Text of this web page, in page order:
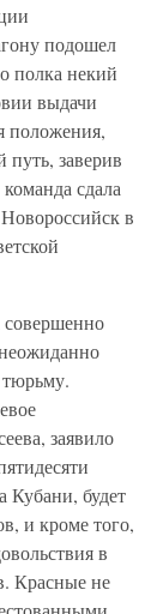
подошел
полка некий
выдачи
положения,
путь, заверив
сдала
в
совершенно
заявило
Кубани, будет
и кроме того,
в
Красные не